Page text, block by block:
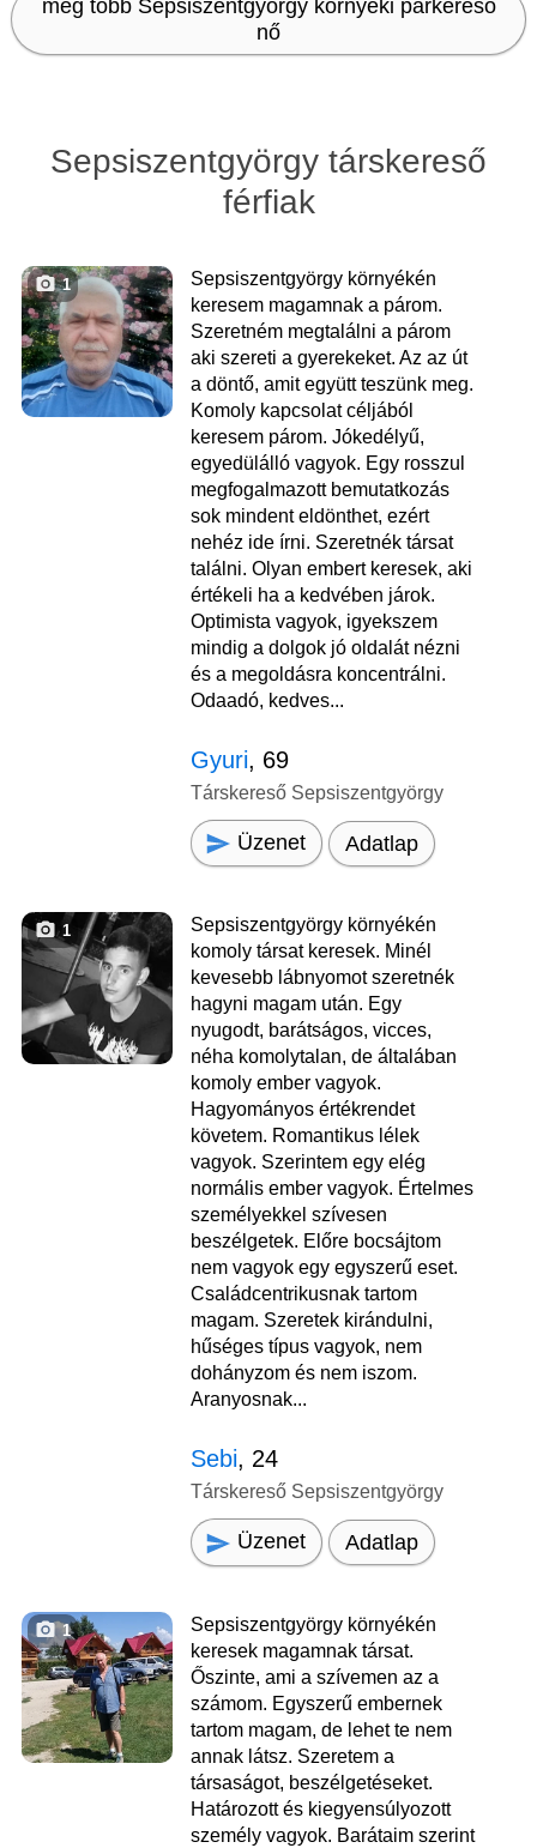
még több Sepsiszentgyörgy környéki párkereső
nő
Sepsiszentgyörgy társkereső
férfiak
1
Sepsiszentgyörgy környékén
keresem magamnak a párom.
Szeretném megtalálni a párom
aki szereti a gyerekeket. Az az út
a döntő, amit együtt teszünk meg.
Komoly kapcsolat céljából
keresem párom. Jókedélyű,
egyedülálló vagyok. Egy rosszul
megfogalmazott bemutatkozás
sok mindent eldönthet, ezért
nehéz ide írni. Szeretnék társat
találni. Olyan embert keresek, aki
értékeli ha a kedvében járok.
Optimista vagyok, igyekszem
mindig a dolgok jó oldalát nézni
és a megoldásra koncentrálni.
Odaadó, kedves...
Gyuri, 69
Társkereső Sepsiszentgyörgy
Üzenet Adatlap
1
Sepsiszentgyörgy környékén
komoly társat keresek. Minél
kevesebb lábnyomot szeretnék
hagyni magam után. Egy
nyugodt, barátságos, vicces,
néha komolytalan, de általában
komoly ember vagyok.
Hagyományos értékrendet
követem. Romantikus lélek
vagyok. Szerintem egy elég
normális ember vagyok. Értelmes
személyekkel szívesen
beszélgetek. Előre bocsájtom
nem vagyok egy egyszerű eset.
Családcentrikusnak tartom
magam. Szeretek kirándulni,
hűséges típus vagyok, nem
dohányzom és nem iszom.
Aranyosnak...
Sebi, 24
Társkereső Sepsiszentgyörgy
Üzenet Adatlap
1
Sepsiszentgyörgy környékén
keresek magamnak társat.
Őszinte, ami a szívemen az a
számom. Egyszerű embernek
tartom magam, de lehet te nem
annak látsz. Szeretem a
társaságot, beszélgetéseket.
Határozott és kiegyensúlyozott
személy vagyok. Barátaim szerint